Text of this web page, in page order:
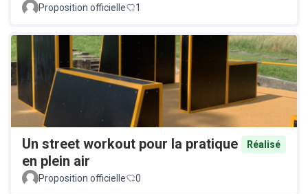
Proposition officielle 1
Un street workout pour la pratique
en plein air
Réalisé
Proposition officielle 0